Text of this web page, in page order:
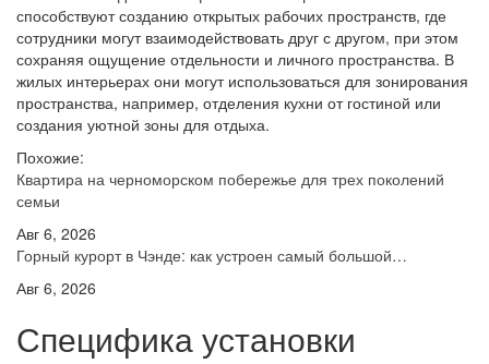
способствуют созданию открытых рабочих пространств, где
сотрудники могут взаимодействовать друг с другом, при этом
сохраняя ощущение отдельности и личного пространства. В
жилых интерьерах они могут использоваться для зонирования
пространства, например, отделения кухни от гостиной или
создания уютной зоны для отдыха.
Похожие:
Квартира на черноморском побережье для трех поколений
семьи
Авг 6, 2026
Горный курорт в Чэнде: как устроен самый большой…
Авг 6, 2026
Специфика установки